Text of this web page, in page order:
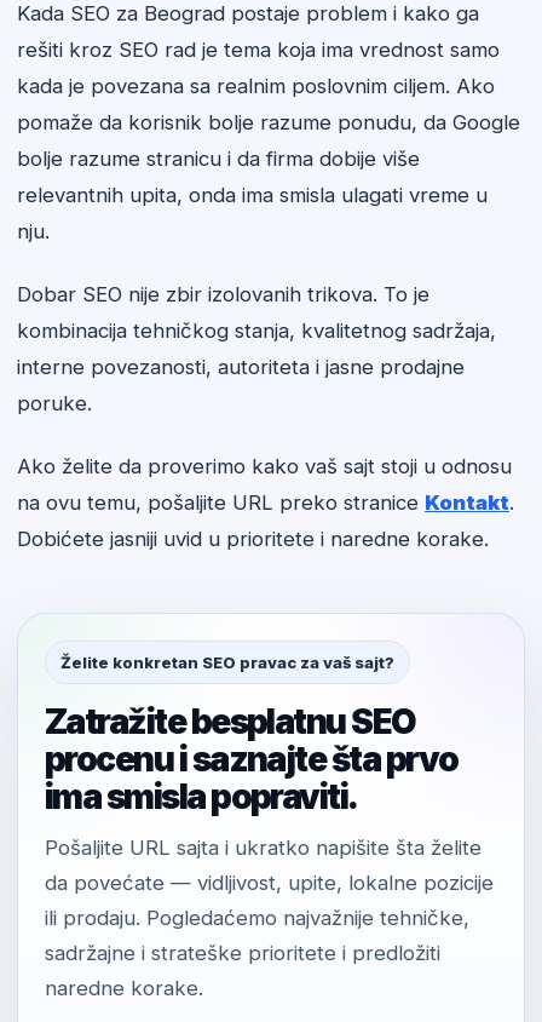
Kada SEO za Beograd postaje problem i kako ga
rešiti kroz SEO rad je tema koja ima vrednost samo
kada je povezana sa realnim poslovnim ciljem. Ako
pomaže da korisnik bolje razume ponudu, da Google
bolje razume stranicu i da firma dobije više
relevantnih upita, onda ima smisla ulagati vreme u
nju.
Dobar SEO nije zbir izolovanih trikova. To je
kombinacija tehničkog stanja, kvalitetnog sadržaja,
interne povezanosti, autoriteta i jasne prodajne
poruke.
Ako želite da proverimo kako vaš sajt stoji u odnosu
na ovu temu, pošaljite URL preko stranice Kontakt.
Dobićete jasniji uvid u prioritete i naredne korake.
Želite konkretan SEO pravac za vaš sajt?
Zatražite besplatnu SEO
procenu i saznajte šta prvo
ima smisla popraviti.
Pošaljite URL sajta i ukratko napišite šta želite
da povećate — vidljivost, upite, lokalne pozicije
ili prodaju. Pogledaćemo najvažnije tehničke,
sadržajne i strateške prioritete i predložiti
naredne korake.